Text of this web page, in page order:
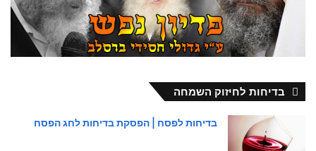
בדיחות לחיזוק השמחה
בדיחות לפסח | הפסקת בדיחות לחג הפסח